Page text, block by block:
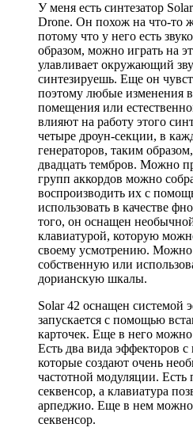
У меня есть синтезатор
Drone. Он похож на что-то
потому что у него есть
образом, можно играть на
улавливает окружающий
синтезируешь. Еще он
поэтому любые изменения
помещения или
влияют на работу этого
четыре дроун-секции, в
генераторов, таким
двадцать тембров. Можно
групп аккордов можно
воспроизводить их с
использовать в качестве
того, он оснащен
клавиатурой, которую
своему усмотрению. Можно
собственную или
дорианскую шкалы.
Solar 42 оснащен системой
запускается с помощью
карточек. Еще в него
Есть два вида эффекторов
которые создают очень
частотной модуляции. Есть
секвенсор, а клавиатура
арпеджио. Еще в нем можно
секвенсор.